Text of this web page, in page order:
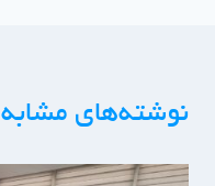
نوشته‌های مشابه